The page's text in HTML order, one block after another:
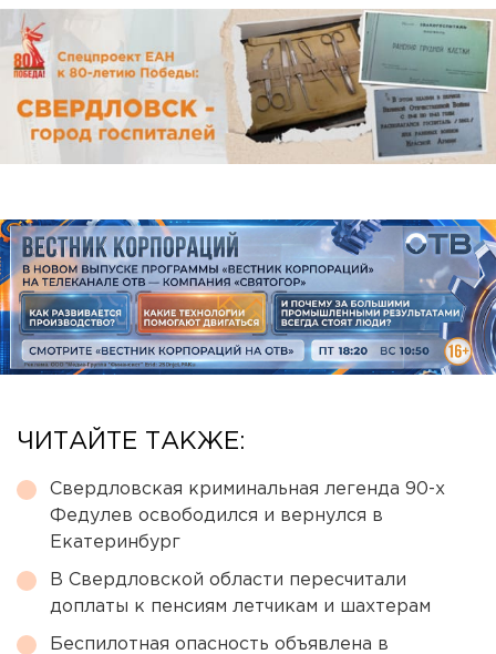
ЧИТАЙТЕ ТАКЖЕ:
Свердловская криминальная легенда 90-х
Федулев освободился и вернулся в
Екатеринбург
В Свердловской области пересчитали
доплаты к пенсиям летчикам и шахтерам
Беспилотная опасность объявлена в